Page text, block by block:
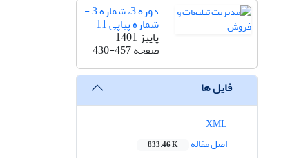
دوره 3، شماره 3 -
شماره پیاپی 11
پاییز 1401
صفحه430-457
فایل ها
اصل مقاله
833.46 K